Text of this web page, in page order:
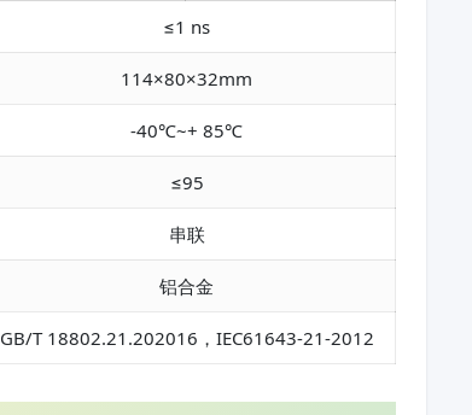
≤1 ns
114×80×32mm
-40℃~+ 85℃
≤95
串联
铝合金
GB/T 18802.21.202016，IEC61643-21-2012